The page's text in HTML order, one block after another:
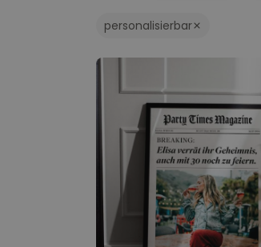
personalisierbar